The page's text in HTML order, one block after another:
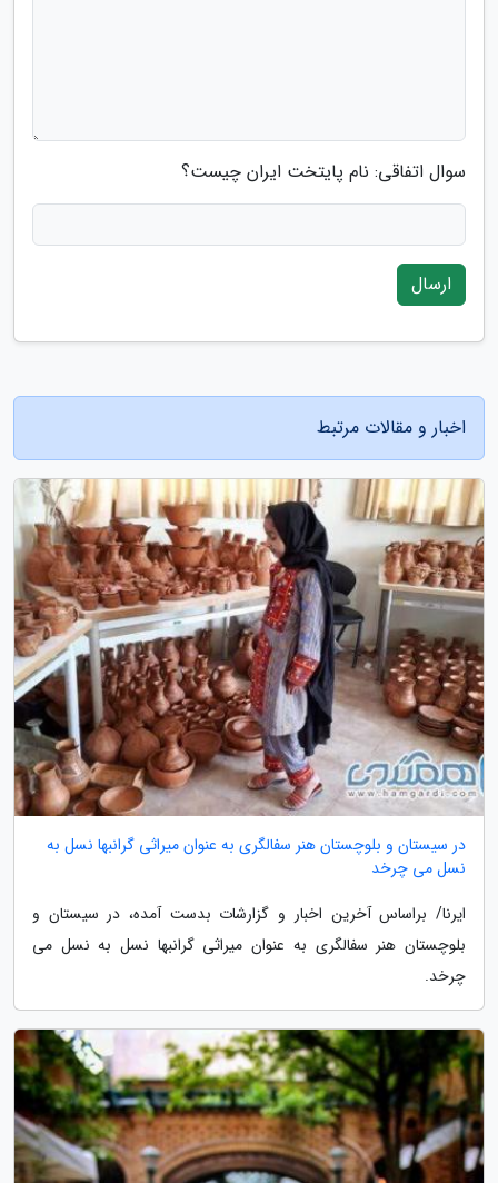
سوال اتفاقی: نام پایتخت ایران چیست؟
ارسال
اخبار و مقالات مرتبط
در سیستان و بلوچستان هنر سفالگری به عنوان میراثی گرانبها نسل به
نسل می چرخد
ایرنا/ براساس آخرین اخبار و گزارشات بدست آمده، در سیستان و
بلوچستان هنر سفالگری به عنوان میراثی گرانبها نسل به نسل می
چرخد.